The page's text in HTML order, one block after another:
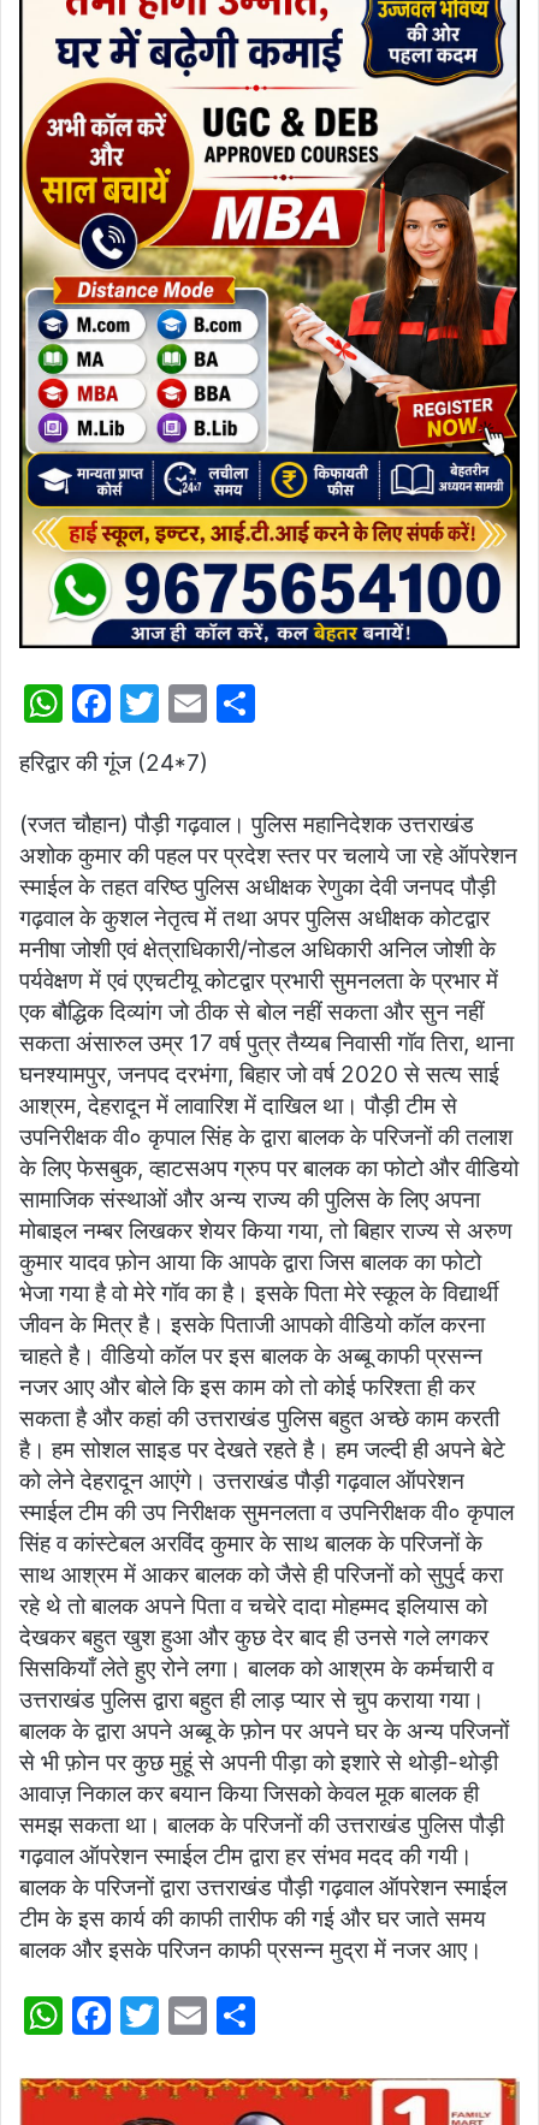
W
at
s
A
p
p
F
a
c
e
b
o
o
k
T
itt
er
E
l
e
हरिद्वार की गूंज (24*7)
(रजत चौहान) पौड़ी गढ़वाल। पुलिस महानिदेशक उत्तराखंड
अशोक कुमार की पहल पर प्रदेश स्तर पर चलाये जा रहे ऑपरेशन
स्माईल के तहत वरिष्ठ पुलिस अधीक्षक रेणुका देवी जनपद पौड़ी
गढ़वाल के कुशल नेतृत्व में तथा अपर पुलिस अधीक्षक कोटद्वार
मनीषा जोशी एवं क्षेत्राधिकारी/नोडल अधिकारी अनिल जोशी के
पर्यवेक्षण में एवं एएचटीयू कोटद्वार प्रभारी सुमनलता के प्रभार में
एक बौद्धिक दिव्यांग जो ठीक से बोल नहीं सकता और सुन नहीं
सकता अंसारुल उम्र 17 वर्ष पुत्र तैय्यब निवासी गॉव तिरा, थाना
घनश्यामपुर, जनपद दरभंगा, बिहार जो वर्ष 2020 से सत्य साई
आश्रम, देहरादून में लावारिश में दाखिल था। पौड़ी टीम से
उपनिरीक्षक वी० कृपाल सिंह के द्वारा बालक के परिजनों की तलाश
के लिए फेसबुक, व्हाटसअप ग्रुप पर बालक का फोटो और वीडियो
सामाजिक संस्थाओं और अन्य राज्य की पुलिस के लिए अपना
मोबाइल नम्बर लिखकर शेयर किया गया, तो बिहार राज्य से अरुण
कुमार यादव फ़ोन आया कि आपके द्वारा जिस बालक का फोटो
भेजा गया है वो मेरे गॉव का है। इसके पिता मेरे स्कूल के विद्यार्थी
जीवन के मित्र है। इसके पिताजी आपको वीडियो कॉल करना
चाहते है। वीडियो कॉल पर इस बालक के अब्बू काफी प्रसन्न
नजर आए और बोले कि इस काम को तो कोई फरिश्ता ही कर
सकता है और कहां की उत्तराखंड पुलिस बहुत अच्छे काम करती
है। हम सोशल साइड पर देखते रहते है। हम जल्दी ही अपने बेटे
को लेने देहरादून आएंगे। उत्तराखंड पौड़ी गढ़वाल ऑपरेशन
स्माईल टीम की उप निरीक्षक सुमनलता व उपनिरीक्षक वी० कृपाल
सिंह व कांस्टेबल अरविंद कुमार के साथ बालक के परिजनों के
साथ आश्रम में आकर बालक को जैसे ही परिजनों को सुपुर्द करा
रहे थे तो बालक अपने पिता व चचेरे दादा मोहम्मद इलियास को
देखकर बहुत खुश हुआ और कुछ देर बाद ही उनसे गले लगकर
सिसकियाँ लेते हुए रोने लगा। बालक को आश्रम के कर्मचारी व
उत्तराखंड पुलिस द्वारा बहुत ही लाड़ प्यार से चुप कराया गया।
बालक के द्वारा अपने अब्बू के फ़ोन पर अपने घर के अन्य परिजनों
से भी फ़ोन पर कुछ मुहूं से अपनी पीड़ा को इशारे से थोड़ी-थोड़ी
आवाज़ निकाल कर बयान किया जिसको केवल मूक बालक ही
समझ सकता था। बालक के परिजनों की उत्तराखंड पुलिस पौड़ी
गढ़वाल ऑपरेशन स्माईल टीम द्वारा हर संभव मदद की गयी।
बालक के परिजनों द्वारा उत्तराखंड पौड़ी गढ़वाल ऑपरेशन स्माईल
टीम के इस कार्य की काफी तारीफ की गई और घर जाते समय
बालक और इसके परिजन काफी प्रसन्न मुद्रा में नजर आए।
W
at
F
c
T
itt
E
ai ar